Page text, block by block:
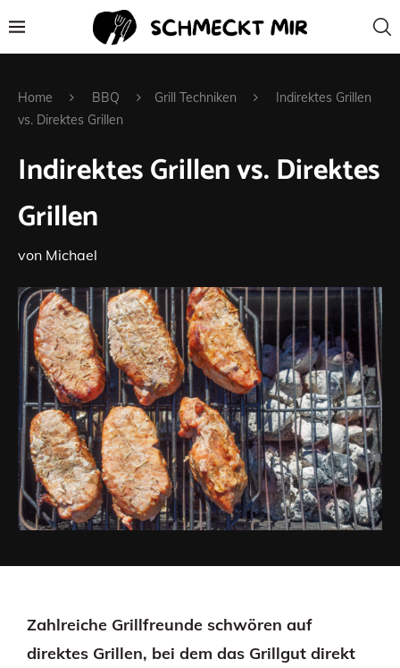
Home BBQ Grill Techniken
Indirektes Grillen
vs. Direktes Grillen
Indirektes Grillen vs. Direktes
Grillen
von Michael
Zahlreiche Grillfreunde schwören auf
direktes Grillen, bei dem das Grillgut direkt